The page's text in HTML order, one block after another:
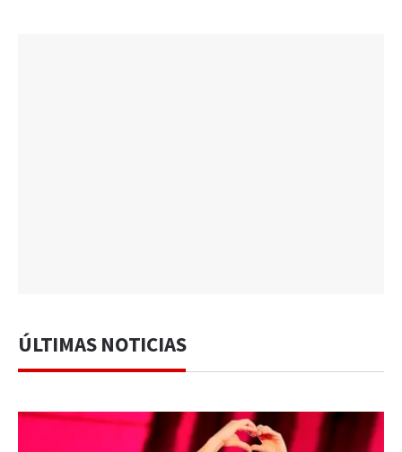
ÚLTIMAS NOTICIAS